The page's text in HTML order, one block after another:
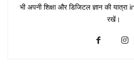
भी अपनी शिक्षा और डिजिटल ज्ञान की
रखें।